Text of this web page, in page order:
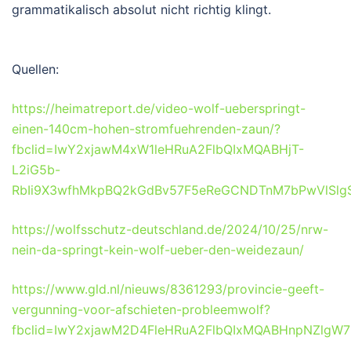
grammatikalisch absolut nicht richtig klingt.
Quellen:
https://heimatreport.de/video-wolf-ueberspringt-
einen-140cm-hohen-stromfuehrenden-zaun/?
fbclid=IwY2xjawM4xW1leHRuA2FlbQIxMQABHjT-
L2iG5b-
https://wolfsschutz-deutschland.de/2024/10/25/nrw-
nein-da-springt-kein-wolf-ueber-den-weidezaun/
https://www.gld.nl/nieuws/8361293/provincie-geeft-
vergunning-voor-afschieten-probleemwolf?